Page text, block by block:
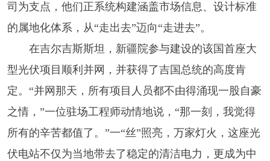
司为支点，他们正系统构建涵盖市场信息、设计标准
的属地化体系，从“走出去”迈向“走进去”。
在吉尔吉斯斯坦，新疆院参与建设的该国首座大
型光伏项目顺利并网，并获得了吉国总统的高度肯
定。“并网那天，所有项目人员都不由得涌现一股自豪
之情，”一位驻场工程师动情地说，“那一刻，我觉得
所有的辛苦都值了。”一“丝”照亮，万家灯火，这座光
伏电站不仅为当地带去了稳定的清洁电力，更成为中